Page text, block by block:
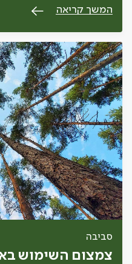
המשך קריאה
סביבה
צמצום השימוש